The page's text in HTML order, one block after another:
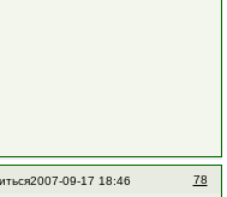
78
2007-09-17 18:46